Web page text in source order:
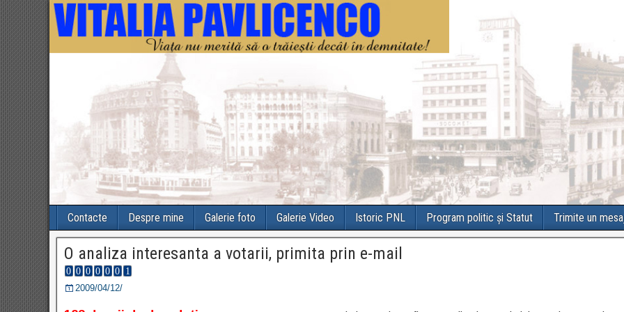
Contacte Despre mine Galerie foto Galerie Video Istoric PNL Program politic și Statut Trimite un
O analiza interesanta a votarii, primita prin e-mail
2009/04/12/